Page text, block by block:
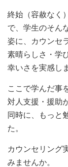
終始（容赦なく
で、学生のそん
姿に、カウンセ
素晴らしさ・学
幸いさを実感し
ここで学んだ事
対人支援・援助
同時に、もっと
た。
カウンセリング
みませんか。